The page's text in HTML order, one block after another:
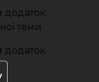
додаток
теми
додаток